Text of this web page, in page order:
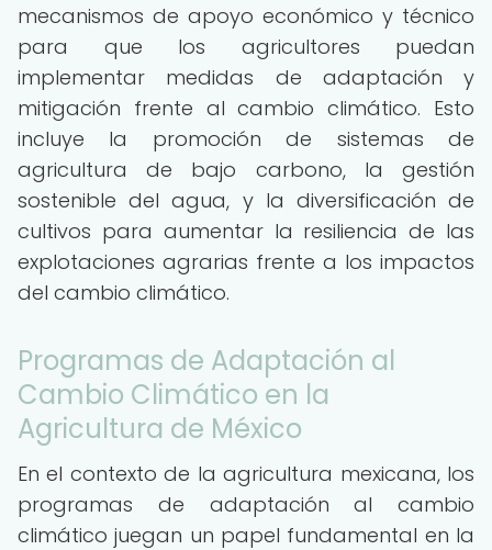
mecanismos de apoyo económico y técnico
para que los agricultores puedan
implementar medidas de adaptación y
mitigación frente al cambio climático. Esto
incluye la promoción de sistemas de
agricultura de bajo carbono, la gestión
sostenible del agua, y la diversificación de
cultivos para aumentar la resiliencia de las
explotaciones agrarias frente a los impactos
del cambio climático.
Programas de Adaptación al
Cambio Climático en la
Agricultura de México
En el contexto de la agricultura mexicana, los
programas de adaptación al cambio
climático juegan un papel fundamental en la